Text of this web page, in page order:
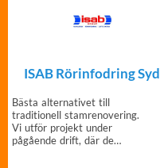
ISAB Rörinfodring Syd
Bästa alternativet till
traditionell stamrenovering.
Vi utför projekt under
pågående drift, där de